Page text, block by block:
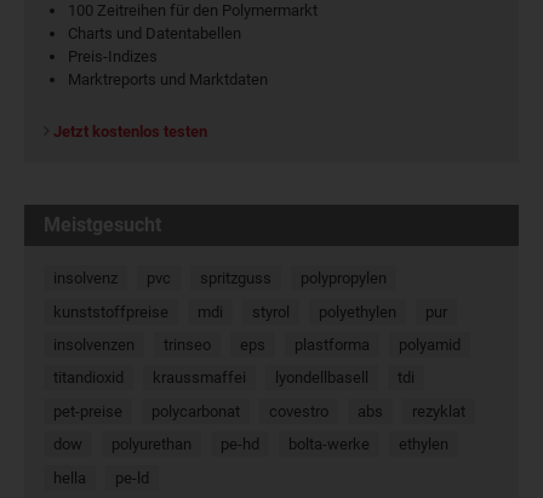
100 Zeitreihen für den Polymermarkt
Charts und Datentabellen
Preis-Indizes
Marktreports und Marktdaten
Jetzt kostenlos testen
Meistgesucht
insolvenz pvc spritzguss
polypropylen
kunststoffpreise
mdi styrol polyethylen
pur
insolvenzen
trinseo eps plastforma
polyamid
titandioxid
kraussmaffei lyondellbasell
tdi
pet-preise
polycarbonat covestro abs
rezyklat
dow
polyurethan pe-hd bolta-werke
ethylen
hella
pe-ld